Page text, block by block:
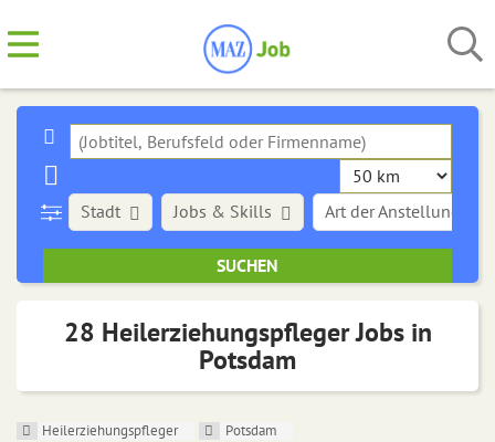
Stadt Art der Anstellung
Jobs & Skills
28 Heilerziehungspfleger Jobs in
Potsdam
Heilerziehungspfleger Potsdam